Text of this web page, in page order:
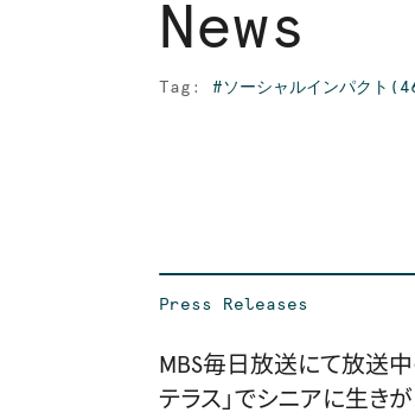
News
Tag: #ソーシャルインパクト
Press Releases
MBS毎日放送にて放送中
テラス」でシニアに生き